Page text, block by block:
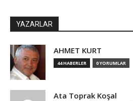
YAZARLAR
AHMET KURT
44 HABERLER 0 YORUMLAR
Ata Toprak Koşal